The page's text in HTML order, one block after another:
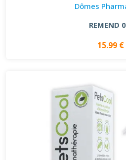
Dômes
REMEND
15.99 €